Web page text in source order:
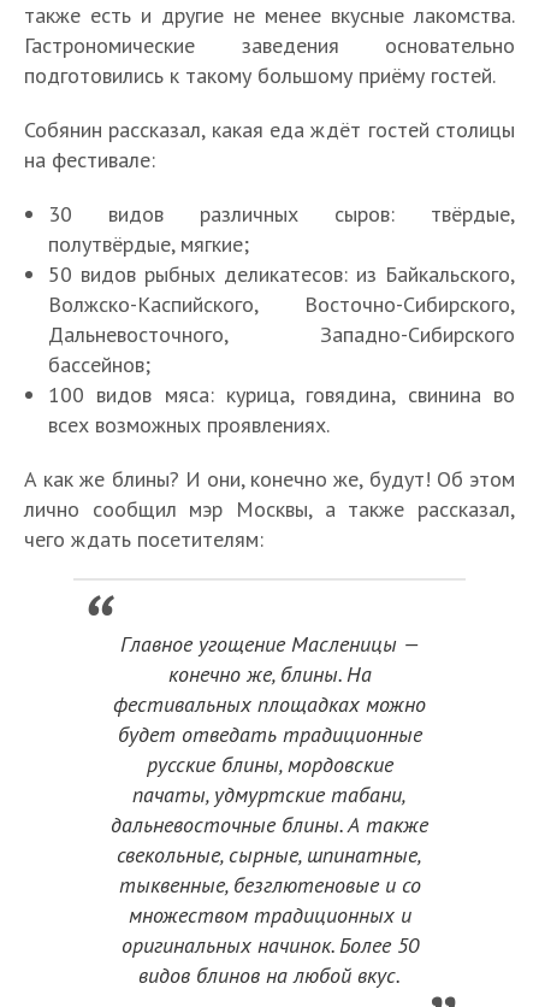
также есть и другие не менее вкусные лакомства.
Гастрономические заведения основательно
подготовились к такому большому приёму гостей.
Собянин рассказал, какая еда ждёт гостей столицы
на фестивале:
30 видов различных сыров: твёрдые,
полутвёрдые, мягкие;
50 видов рыбных деликатесов: из Байкальского,
Волжско-Каспийского, Восточно-Сибирского,
Дальневосточного, Западно-Сибирского
бассейнов;
100 видов мяса: курица, говядина, свинина во
всех возможных проявлениях.
А как же блины? И они, конечно же, будут! Об этом
лично сообщил мэр Москвы, а также рассказал,
чего ждать посетителям:
Главное угощение Масленицы —
конечно же, блины. На
фестивальных площадках можно
будет отведать традиционные
русские блины, мордовские
пачаты, удмуртские табани,
дальневосточные блины. А также
свекольные, сырные, шпинатные,
тыквенные, безглютеновые и со
множеством традиционных и
оригинальных начинок. Более 50
видов блинов на любой вкус.